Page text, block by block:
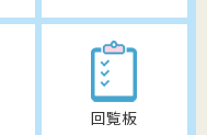
回覧板